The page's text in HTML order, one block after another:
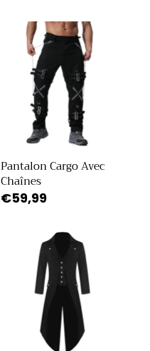
Pantalon Cargo Avec
Chaînes
Prix
€59,99